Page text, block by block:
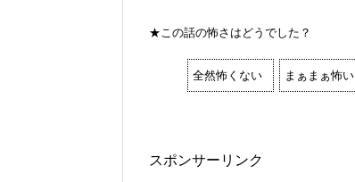
★この話の怖さはどうでした？
全然怖くない まぁまぁ怖い
スポンサーリンク